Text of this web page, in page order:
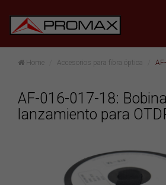
Home Accesorios para fibra óptica AF-
AF-016-017-18:
lanzamiento para